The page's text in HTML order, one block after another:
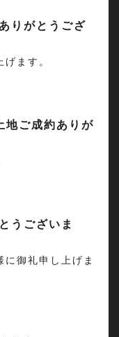
りがとうござ
ます。
地ご成約ありが
うございま
御礼申し上げま